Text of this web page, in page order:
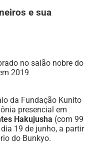
e sua
no salão nobre do
2019
da Fundação Kunito
presencial em
Hakujusha (com 99
19 de junho, a partir
do Bunkyo.